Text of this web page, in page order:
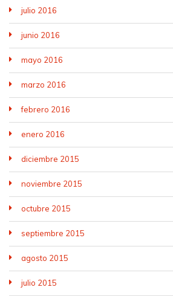
julio 2016
junio 2016
mayo 2016
marzo 2016
febrero 2016
enero 2016
diciembre 2015
noviembre 2015
octubre 2015
septiembre 2015
agosto 2015
julio 2015